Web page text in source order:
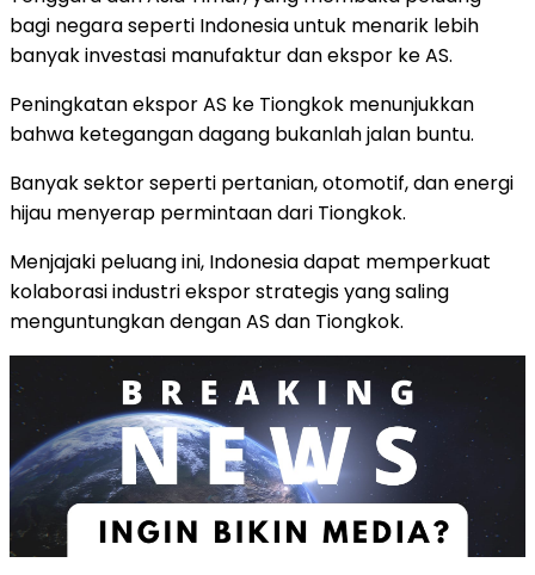
bagi negara seperti Indonesia untuk menarik lebih
banyak investasi manufaktur dan ekspor ke AS.
Peningkatan ekspor AS ke Tiongkok menunjukkan
bahwa ketegangan dagang bukanlah jalan buntu.
Banyak sektor seperti pertanian, otomotif, dan energi
hijau menyerap permintaan dari Tiongkok.
Menjajaki peluang ini, Indonesia dapat memperkuat
kolaborasi industri ekspor strategis yang saling
menguntungkan dengan AS dan Tiongkok.